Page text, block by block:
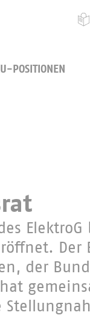
POSITIONEN
ElektroG
Der
der